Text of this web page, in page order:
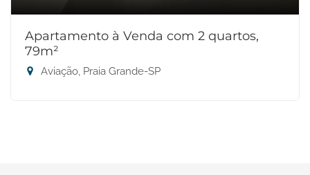
Apartamento à Venda com 2 quartos,
79m²
Aviação, Praia Grande-SP